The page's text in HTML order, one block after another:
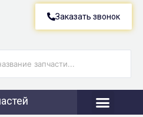
Заказать звонок